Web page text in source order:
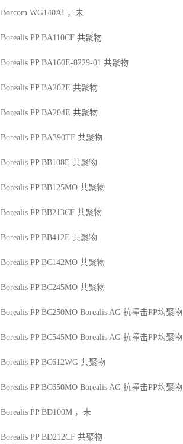
Borcom WG140AI ，未
Borealis PP BA110CF 共聚物
Borealis PP BA160E-8229-01 共聚物
Borealis PP BA202E 共聚物
Borealis PP BA204E 共聚物
Borealis PP BA390TF 共聚物
Borealis PP BB108E 共聚物
Borealis PP BB125MO 共聚物
Borealis PP BB213CF 共聚物
Borealis PP BB412E 共聚物
Borealis PP BC142MO 共聚物
Borealis PP BC245MO 共聚物
Borealis PP BC250MO Borealis AG 抗撞击PP均聚物
Borealis PP BC545MO Borealis AG 抗撞击PP均聚物
Borealis PP BC612WG 共聚物
Borealis PP BC650MO Borealis AG 抗撞击PP均聚物
Borealis PP BD100M ，未
Borealis PP BD212CF 共聚物